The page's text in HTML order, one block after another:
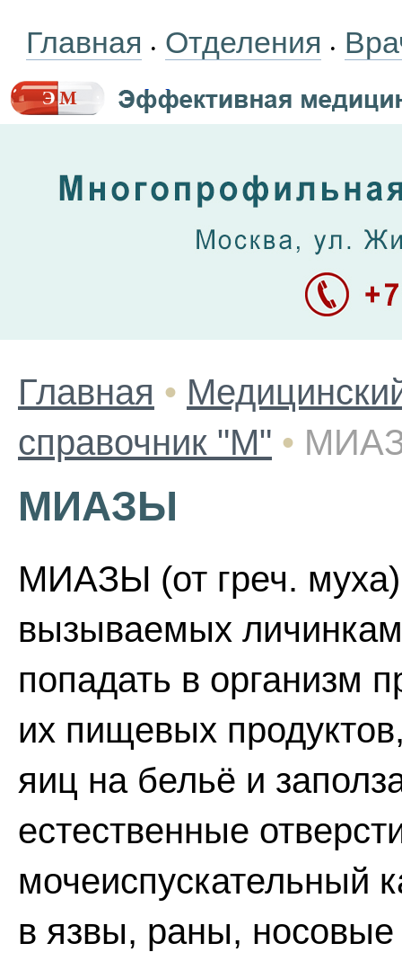
Главная • Отделения •
Главная •
справочник "М" •
МИАЗЫ
МИАЗЫ (от греч. муха)
вызываемых
попадать в организм
их пищевых
яиц на бельё и
естественные
мочеиспускательный
в язвы, раны,